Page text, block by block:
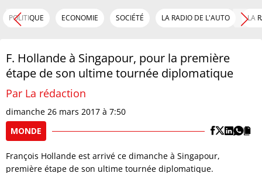
POLITIQUE ECONOMIE SOCIÉTÉ LA RADIO DE L'AUTO LA
F. Hollande à Singapour, pour la première
étape de son ultime tournée diplomatique
Par La rédaction
dimanche 26 mars 2017 à 7:50
MONDE
François Hollande est arrivé ce dimanche à Singapour,
première étape de son ultime tournée diplomatique.